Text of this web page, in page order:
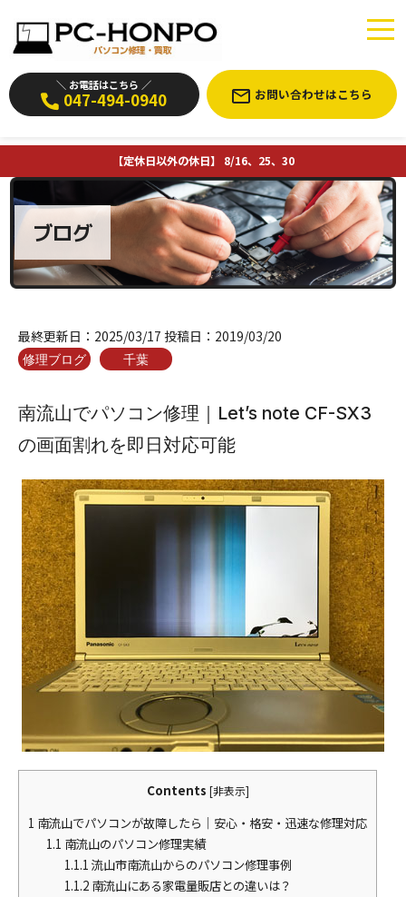
＼ お電話はこちら ／
047-494-0940 お問い合わせはこちら
【定休日以外の休日】 8/16、25、30
ブログ
最終更新日： 2025/03/17 投稿日： 2019/03/20
修理ブログ 千葉
南流山でパソコン修理｜Let’s note CF-SX3
の画面割れを即日対応可能
Contents [非表示]
1 南流山でパソコンが故障したら｜安心・格安・迅速な修理対応
1.1 南流山のパソコン修理実績
1.1.1 流山市南流山からのパソコン修理事例
1.1.2南流山にある家電量販店との違いは？